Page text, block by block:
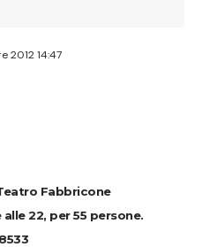
2012 14:47
Fabbricone
22, per 55 persone.